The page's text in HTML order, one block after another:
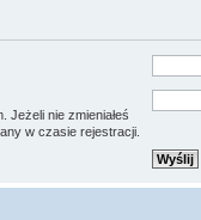
Jeżeli nie zmieniałeś
w czasie rejestracji.